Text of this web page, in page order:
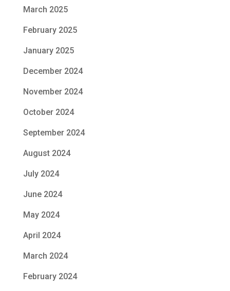
March 2025
February 2025
January 2025
December 2024
November 2024
October 2024
September 2024
August 2024
July 2024
June 2024
May 2024
April 2024
March 2024
February 2024